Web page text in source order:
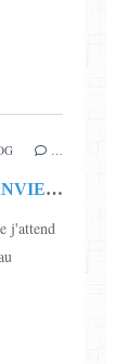
SAL "BRODERIE DU 1ER JANVIER - MILLESIME 2020" - 7ème AVANCEE - RAPPEL
j'attend